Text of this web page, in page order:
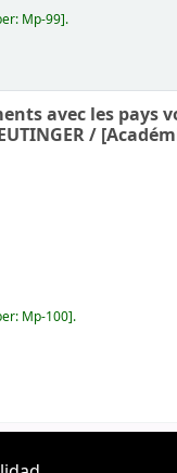
Mp-99 .
avec les pays
/
Mp-100 .